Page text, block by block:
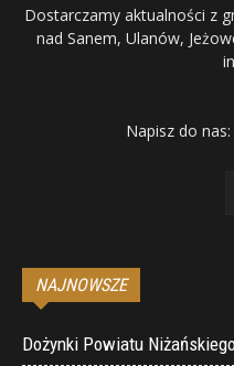
Dostarczamy aktualności z
nad Sanem, Ulanów,
Napisz do nas:
NAJNOWSZE
Dożynki Powiatu